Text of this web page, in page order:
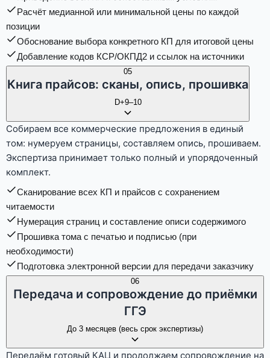
Расчёт медианной или минимальной цены по каждой
позиции
Обоснование выбора конкретного КП для итоговой цены
Добавление кодов КСР/ОКПД2 и ссылок на источники
05
Книга прайсов: сканы, опись, прошивка
D+9–10
Собираем все коммерческие предложения в единый
том: нумеруем страницы, составляем опись, прошиваем.
Экспертиза принимает только полный и упорядоченный
комплект.
Сканирование всех КП и прайсов с сохранением
читаемости
Нумерация страниц и составление описи содержимого
Прошивка тома с печатью и подписью (при
необходимости)
Подготовка электронной версии для передачи заказчику
06
Передача и сопровождение до приёмки
ГГЭ
До 3 месяцев (весь срок экспертизы)
Передаём готовый КАЦ и продолжаем сопровождение на